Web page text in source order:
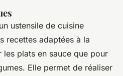
ustensile de cuisine
recettes adaptées à la
les plats en sauce que pour
Elle permet de réaliser